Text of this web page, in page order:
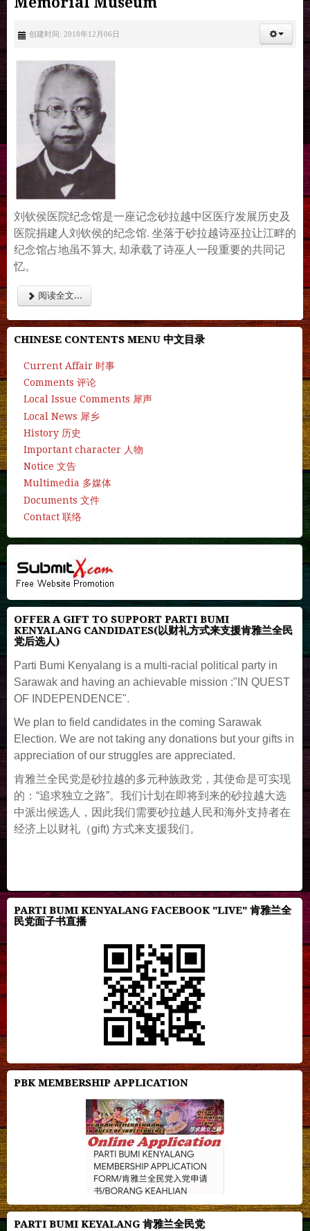
创建时间: 2018年12月06日
刘钦侯医院纪念馆是一座记念砂拉越中区医疗发展历史及
医院捐建人刘钦侯的纪念馆. 坐落于砂拉越诗巫拉让江畔的
纪念馆占地虽不算大, 却承载了诗巫人一段重要的共同记
忆。
阅读全文...
CHINESE CONTENTS MENU 中文目录
Current Affair 时事
Comments 评论
Local Issue Comments 犀声
Local News 犀乡
History 历史
Important character 人物
Notice 文告
Multimedia 多媒体
Documents 文件
Contact 联络
OFFER A GIFT TO SUPPORT PARTI BUMI
KENYALANG CANDIDATES(以财礼方式来支援肯雅兰全民
党后选人)
Parti Bumi Kenyalang is a multi-racial political party in
Sarawak and having an achievable mission :"IN QUEST
OF INDEPENDENCE".
We plan to field candidates in the coming Sarawak
Election. We are not taking any donations but your gifts in
appreciation of our struggles are appreciated.
肯雅兰全民党是砂拉越的多元种族政党，其使命是可实现
的：“追求独立之路”。我们计划在即将到来的砂拉越大选
中派出候选人，因此我们需要砂拉越人民和海外支持者在
经济上以财礼（gift) 方式来支援我们。
PARTI BUMI KENYALANG FACEBOOK "LIVE" 肯雅兰全
民党面子书直播
PBK MEMBERSHIP APPLICATION
PARTI BUMI KEYALANG 肯雅兰全民党